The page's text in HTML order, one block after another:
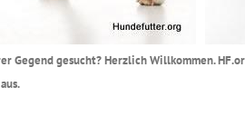
gesucht? Herzlich Willkommen.